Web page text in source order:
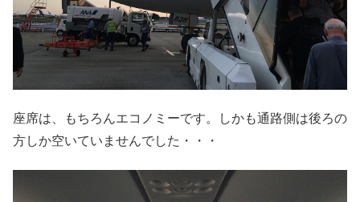
座席は、もちろんエコノミーです。しかも通路側は後ろの
方しか空いていませんでした・・・